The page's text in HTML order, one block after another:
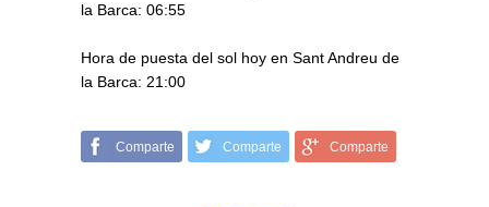
la Barca: 06:55
Hora de puesta del sol hoy en Sant Andreu de
la Barca: 21:00
Comparte Comparte Comparte